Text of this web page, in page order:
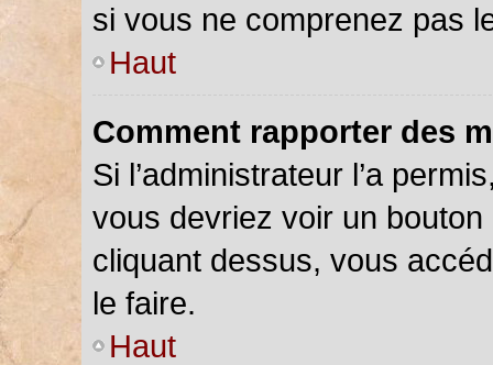
si vous ne comprenez pas
Haut
Comment rapporter des
Si l’administrateur l’a
vous devriez voir un
cliquant dessus, vous
le faire.
Haut